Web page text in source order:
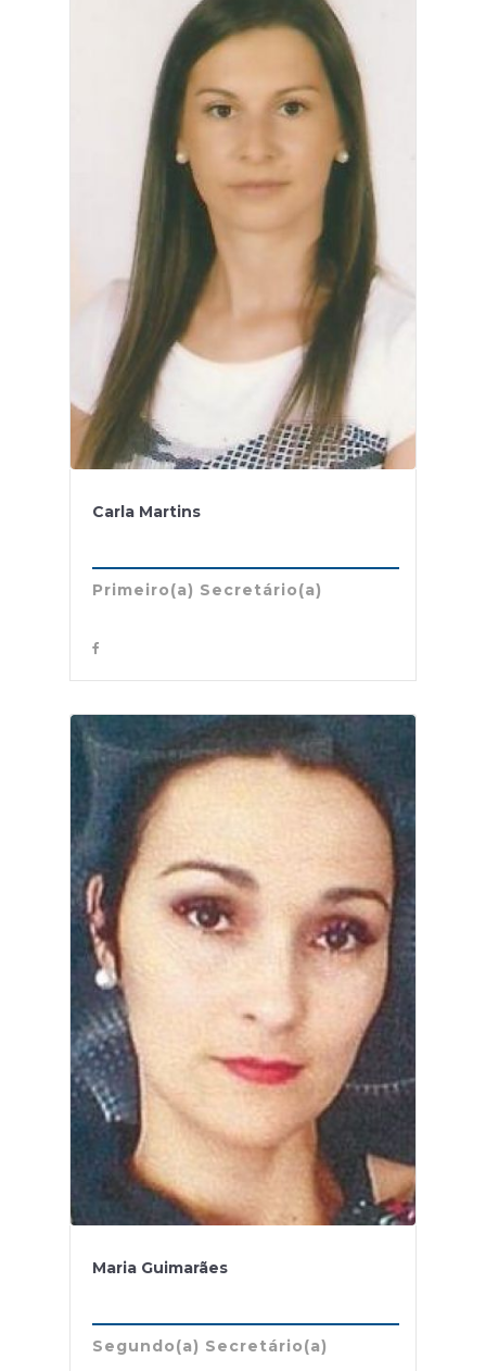
Carla Martins
Primeiro(a) Secretário(a)
Maria Guimarães
Segundo(a) Secretário(a)